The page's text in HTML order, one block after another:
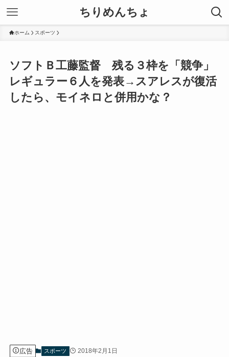
ちりめんちょ
ホーム スポーツ
ソフトＢ工藤監督 残る３枠を「競争」
レギュラー６人を発表→スアレスが復活
したら、モイネロと併用かな？
広告 スポーツ 2018年2月1日